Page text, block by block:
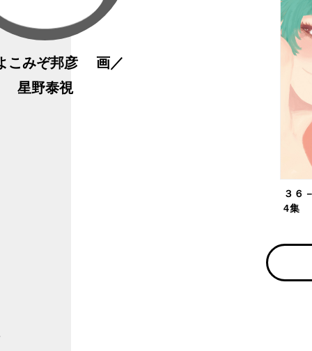
こみぞ邦彦 画／
星野泰視
３６
4集